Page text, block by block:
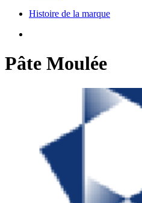
Histoire de la marque
Pâte Moulée